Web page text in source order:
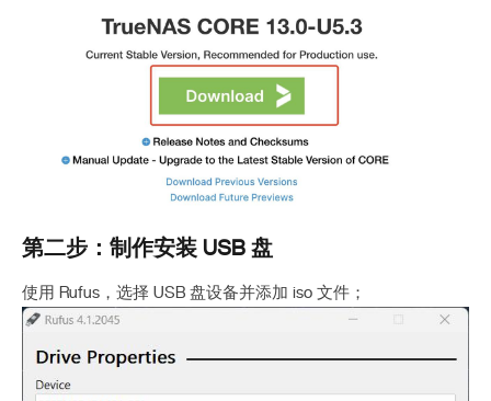
第二步：制作安装 USB 盘
使用 Rufus，选择 USB 盘设备并添加 iso 文件；